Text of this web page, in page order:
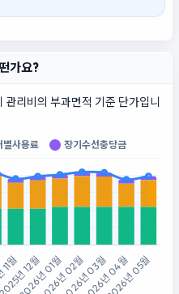
가요?
리비의 부과면적 기준 단가입니